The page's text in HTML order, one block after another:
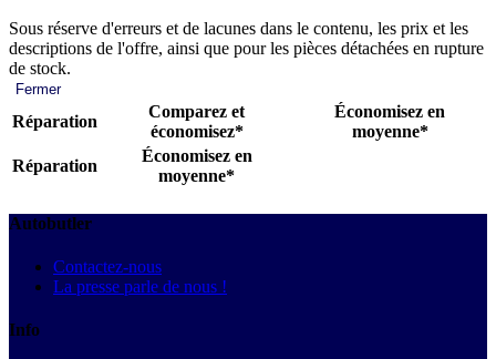
Sous réserve d'erreurs et de lacunes dans le contenu, les prix et les
descriptions de l'offre, ainsi que pour les pièces détachées en rupture
de stock.
Fermer
Réparation
Comparez et
économisez*
Économisez en
moyenne*
Réparation
Économisez en
moyenne*
Autobutler
Contactez-nous
La presse parle de nous !
Info